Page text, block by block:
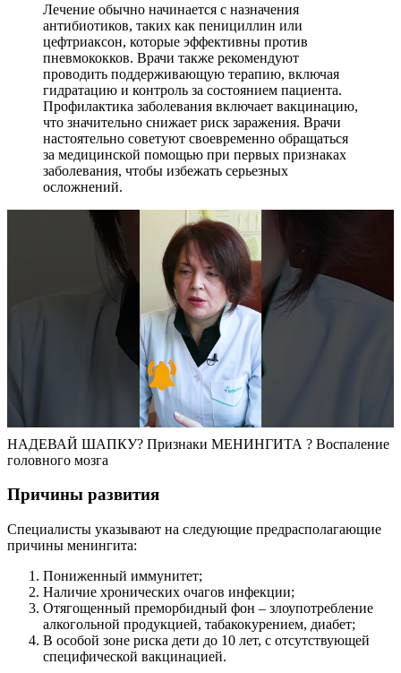
Лечение обычно начинается с назначения
антибиотиков, таких как пенициллин или
цефтриаксон, которые эффективны против
пневмококков. Врачи также рекомендуют
проводить поддерживающую терапию, включая
гидратацию и контроль за состоянием пациента.
Профилактика заболевания включает вакцинацию,
что значительно снижает риск заражения. Врачи
настоятельно советуют своевременно обращаться
за медицинской помощью при первых признаках
заболевания, чтобы избежать серьезных
осложнений.
НАДЕВАЙ ШАПКУ? Признаки МЕНИНГИТА ? Воспаление
головного мозга
Причины развития
Специалисты указывают на следующие предрасполагающие
причины менингита:
Пониженный иммунитет;
Наличие хронических очагов инфекции;
Отягощенный преморбидный фон – злоупотребление
алкогольной продукцией, табакокурением, диабет;
В особой зоне риска дети до 10 лет, с отсутствующей
специфической вакцинацией.